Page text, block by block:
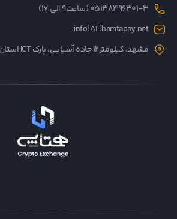
05138496301-3 (ساعت۹ الی ۱۷)
info[AT]hamtapay.net
مشهد، کیلومتر12 جاده آسیایی، پارک ICT استان خراسان